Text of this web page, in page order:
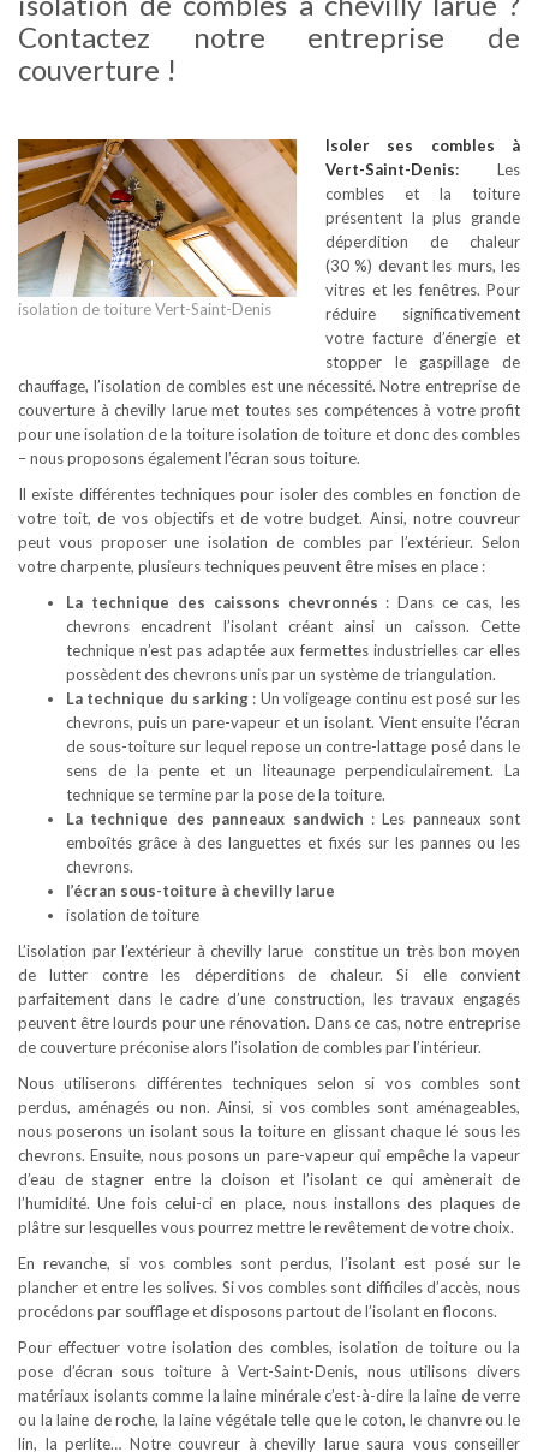
Contactez notre entreprise de
couverture !
isolation de toiture Vert-Saint-Denis
Isoler ses combles à
Vert-Saint-Denis: Les
combles et la toiture
présentent la plus grande
déperdition de chaleur
(30 %) devant les murs, les
vitres et les fenêtres. Pour
réduire significativement
votre facture d’énergie et
stopper le gaspillage de
chauffage, l’isolation de combles est une nécessité. Notre entreprise de
couverture à chevilly larue met toutes ses compétences à votre profit
pour une isolation de la toiture isolation de toiture et donc des combles
– nous proposons également l’écran sous toiture.
Il existe différentes techniques pour isoler des combles en fonction de
votre toit, de vos objectifs et de votre budget. Ainsi, notre couvreur
peut vous proposer une isolation de combles par l’extérieur. Selon
votre charpente, plusieurs techniques peuvent être mises en place :
La technique des caissons chevronnés : Dans ce cas, les
chevrons encadrent l’isolant créant ainsi un caisson. Cette
technique n’est pas adaptée aux fermettes industrielles car elles
possèdent des chevrons unis par un système de triangulation.
La technique du sarking : Un voligeage continu est posé sur les
chevrons, puis un pare-vapeur et un isolant. Vient ensuite l’écran
de sous-toiture sur lequel repose un contre-lattage posé dans le
sens de la pente et un liteaunage perpendiculairement. La
technique se termine par la pose de la toiture.
La technique des panneaux sandwich : Les panneaux sont
emboîtés grâce à des languettes et fixés sur les pannes ou les
chevrons.
l’écran sous-toiture à chevilly larue
isolation de toiture
L’isolation par l’extérieur à chevilly larue constitue un très bon moyen
de lutter contre les déperditions de chaleur. Si elle convient
parfaitement dans le cadre d’une construction, les travaux engagés
peuvent être lourds pour une rénovation. Dans ce cas, notre entreprise
de couverture préconise alors l’isolation de combles par l’intérieur.
Nous utiliserons différentes techniques selon si vos combles sont
perdus, aménagés ou non. Ainsi, si vos combles sont aménageables,
nous poserons un isolant sous la toiture en glissant chaque lé sous les
chevrons. Ensuite, nous posons un pare-vapeur qui empêche la vapeur
d’eau de stagner entre la cloison et l’isolant ce qui amènerait de
l’humidité. Une fois celui-ci en place, nous installons des plaques de
plâtre sur lesquelles vous pourrez mettre le revêtement de votre choix.
En revanche, si vos combles sont perdus, l’isolant est posé sur le
plancher et entre les solives. Si vos combles sont difficiles d’accès, nous
procédons par soufflage et disposons partout de l’isolant en flocons.
Pour effectuer votre isolation des combles, isolation de toiture ou la
pose d’écran sous toiture à Vert-Saint-Denis, nous utilisons divers
matériaux isolants comme la laine minérale c’est-à-dire la laine de verre
ou la laine de roche, la laine végétale telle que le coton, le chanvre ou le
lin, la perlite… Notre couvreur à chevilly larue saura vous conseiller